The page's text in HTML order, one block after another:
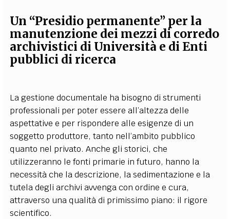
Un “Presidio permanente” per la
manutenzione dei mezzi di corredo
archivistici di Università e di Enti
pubblici di ricerca
La gestione documentale ha bisogno di strumenti
professionali per poter essere all’altezza delle
aspettative e per rispondere alle esigenze di un
soggetto produttore, tanto nell’ambito pubblico
quanto nel privato. Anche gli storici, che
utilizzeranno le fonti primarie in futuro, hanno la
necessità che la descrizione, la sedimentazione e la
tutela degli archivi avvenga con ordine e cura,
attraverso una qualità di primissimo piano: il rigore
scientifico.